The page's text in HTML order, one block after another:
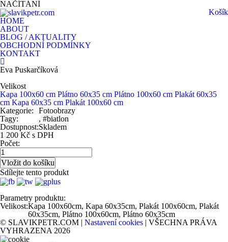
NAČÍTÁNÍ
Košík
HOME
ABOUT
BLOG / AKTUALITY
OBCHODNÍ PODMÍNKY
KONTAKT
Eva Puskarčíková
Velikost
Kapa 100x60 cm Plátno 60x35 cm Plátno 100x60 cm Plakát 60x35
cm Kapa 60x35 cm Plakát 100x60 cm
Kategorie:
Fotoobrazy
Tagy:
, #biatlon
Dostupnost:Skladem
1 200 Kč s DPH
Počet:
Sdílejte tento produkt
Parametry produktu:
Velikost:Kapa 100x60cm, Kapa 60x35cm, Plakát 100x60cm, Plakát
60x35cm, Plátno 100x60cm, Plátno 60x35cm
© SLAVIKPETR.COM | Nastavení cookies | VŠECHNA PRÁVA
VYHRAZENA 2026